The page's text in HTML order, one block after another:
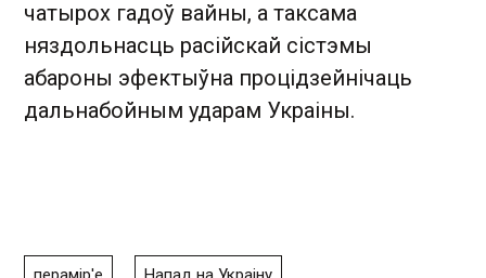
чатырох гадоў вайны, а таксама
няздольнасць расійскай сістэмы
абароны эфектыўна процідзейнічаць
дальнабойным ударам Украіны.